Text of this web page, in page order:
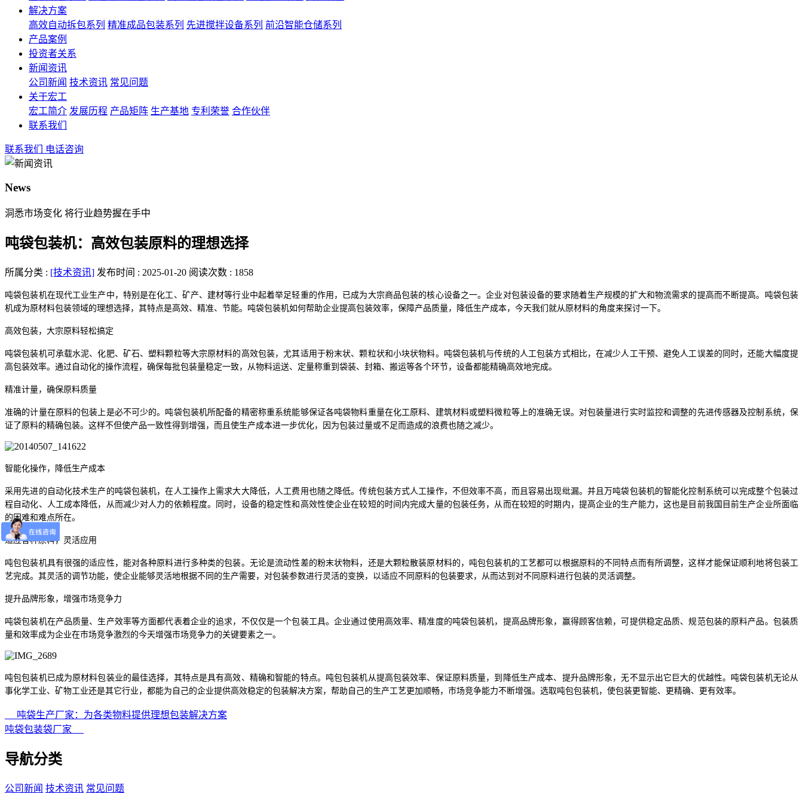
解决方案
高效自动拆包系列 精准成品包装系列 先进搅拌设备系列 前沿智能仓储系列
产品案例
投资者关系
新闻资讯
公司新闻 技术资讯 常见问题
关于宏工
宏工简介 发展历程 产品矩阵 生产基地 专利荣誉 合作伙伴
联系我们
联系我们 电话咨询
News
洞悉市场变化 将行业趋势握在手中
吨袋包装机：高效包装原料的理想选择
所属分类 : [技术资讯] 发布时间 : 2025-01-20 阅读次数 : 1858
吨袋包装机在现代工业生产中，特别是在化工、矿产、建材等行业中起着举足轻重的作用，已成为大宗商品包装的核心设备之一。企业对包装设备的要求随着生产规模的扩大和物流需求的提高而不断提高。吨袋包装
机成为原材料包装领域的理想选择，其特点是高效、精准、节能。吨袋包装机如何帮助企业提高包装效率，保障产品质量，降低生产成本，今天我们就从原材料的角度来探讨一下。
高效包装，大宗原料轻松搞定
吨袋包装机可承载水泥、化肥、矿石、塑料颗粒等大宗原材料的高效包装，尤其适用于粉末状、颗粒状和小块状物料。吨袋包装机与传统的人工包装方式相比，在减少人工干预、避免人工误差的同时，还能大幅度提
高包装效率。通过自动化的操作流程，确保每批包装量稳定一致，从物料运送、定量称重到袋装、封箱、搬运等各个环节，设备都能精确高效地完成。
精准计量，确保原料质量
准确的计量在原料的包装上是必不可少的。吨袋包装机所配备的精密称重系统能够保证各吨袋物料重量在化工原料、建筑材料或塑料微粒等上的准确无误。对包装量进行实时监控和调整的先进传感器及控制系统，保
证了原料的精确包装。这样不但使产品一致性得到增强，而且使生产成本进一步优化，因为包装过量或不足而造成的浪费也随之减少。
智能化操作，降低生产成本
采用先进的自动化技术生产的吨袋包装机，在人工操作上需求大大降低，人工费用也随之降低。传统包装方式人工操作，不但效率不高，而且容易出现纰漏。并且万吨袋包装机的智能化控制系统可以完成整个包装过
程自动化、人工成本降低，从而减少对人力的依赖程度。同时，设备的稳定性和高效性使企业在较短的时间内完成大量的包装任务，从而在较短的时期内，提高企业的生产能力，这也是目前我国目前生产企业所面临
的困难和难点所在。
适应各种原料，灵活应用
吨包包装机具有很强的适应性，能对各种原料进行多种类的包装。无论是流动性差的粉末状物料，还是大颗粒散装原材料的，吨包包装机的工艺都可以根据原料的不同特点而有所调整，这样才能保证顺利地将包装工
艺完成。其灵活的调节功能，使企业能够灵活地根据不同的生产需要，对包装参数进行灵活的变换，以适应不同原料的包装要求，从而达到对不同原料进行包装的灵活调整。
提升品牌形象，增强市场竞争力
吨袋包装机在产品质量、生产效率等方面都代表着企业的追求，不仅仅是一个包装工具。企业通过使用高效率、精准度的吨袋包装机，提高品牌形象，赢得顾客信赖，可提供稳定品质、规范包装的原料产品。包装质
量和效率成为企业在市场竞争激烈的今天增强市场竞争力的关键要素之一。
吨包包装机已成为原材料包装业的最佳选择，其特点是具有高效、精确和智能的特点。吨包包装机从提高包装效率、保证原料质量，到降低生产成本、提升品牌形象，无不显示出它巨大的优越性。吨袋包装机无论从
事化学工业、矿物工业还是其它行业，都能为自己的企业提供高效稳定的包装解决方案，帮助自己的生产工艺更加顺畅，市场竞争能力不断增强。选取吨包包装机，使包装更智能、更精确、更有效率。
吨袋生产厂家：为各类物料提供理想包装解决方案
吨袋包装袋厂家
导航分类
公司新闻 技术资讯 常见问题